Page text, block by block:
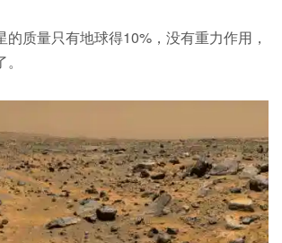
的质量只有地球得10%，没有重力作用，